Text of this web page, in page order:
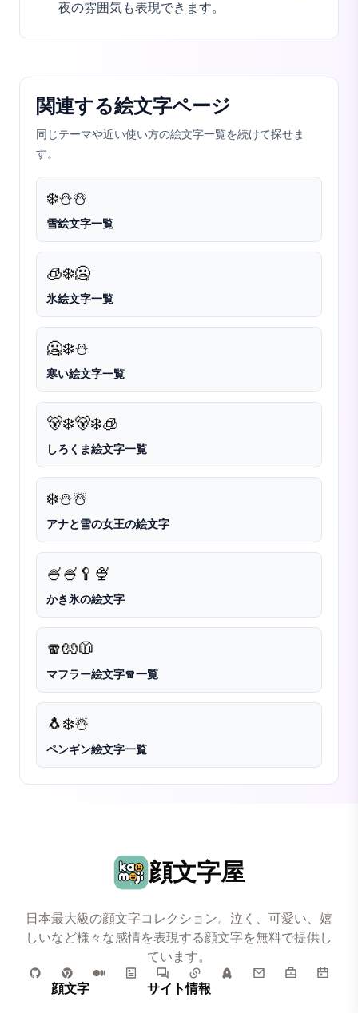
夜の雰囲気も表現できます。
関連する絵文字ページ
同じテーマや近い使い方の絵文字一覧を続けて探せま
す。
❄️⛄☃️
雪絵文字一覧
🧊❄️🥶
氷絵文字一覧
🥶❄️⛄
寒い絵文字一覧
🐻‍❄️🐻‍❄🧊
しろくま絵文字一覧
❄️⛄☃️
アナと雪の女王の絵文字
🍧🍧🥄 🍨
かき氷の絵文字
🧣🧤🧥
マフラー絵文字🧣一覧
🐧❄️☃️
ペンギン絵文字一覧
顔文字屋
日本最大級の顔文字コレクション。泣く、可愛い、嬉
しいなど様々な感情を表現する顔文字を無料で提供し
ています。
顔文字 サイト情報